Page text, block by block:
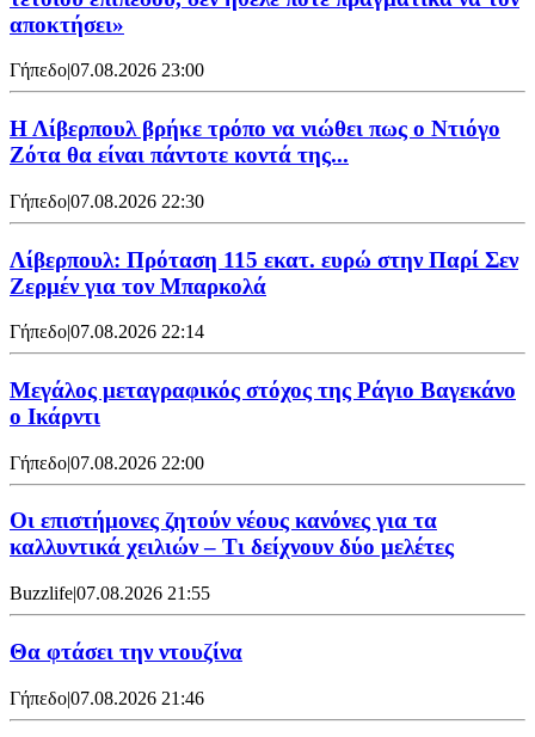
αποκτήσει»
Γήπεδο|07.08.2026 23:00
Η Λίβερπουλ βρήκε τρόπο να νιώθει πως ο Ντιόγο
Ζότα θα είναι πάντοτε κοντά της...
Γήπεδο|07.08.2026 22:30
Λίβερπουλ: Πρόταση 115 εκατ. ευρώ στην Παρί Σεν
Ζερμέν για τον Μπαρκολά
Γήπεδο|07.08.2026 22:14
Μεγάλος μεταγραφικός στόχος της Ράγιο Βαγεκάνο
ο Ικάρντι
Γήπεδο|07.08.2026 22:00
Οι επιστήμονες ζητούν νέους κανόνες για τα
καλλυντικά χειλιών – Τι δείχνουν δύο μελέτες
Buzzlife|07.08.2026 21:55
Θα φτάσει την ντουζίνα
Γήπεδο|07.08.2026 21:46